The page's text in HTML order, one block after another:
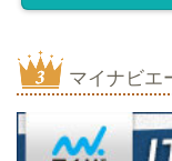
マイナビエ